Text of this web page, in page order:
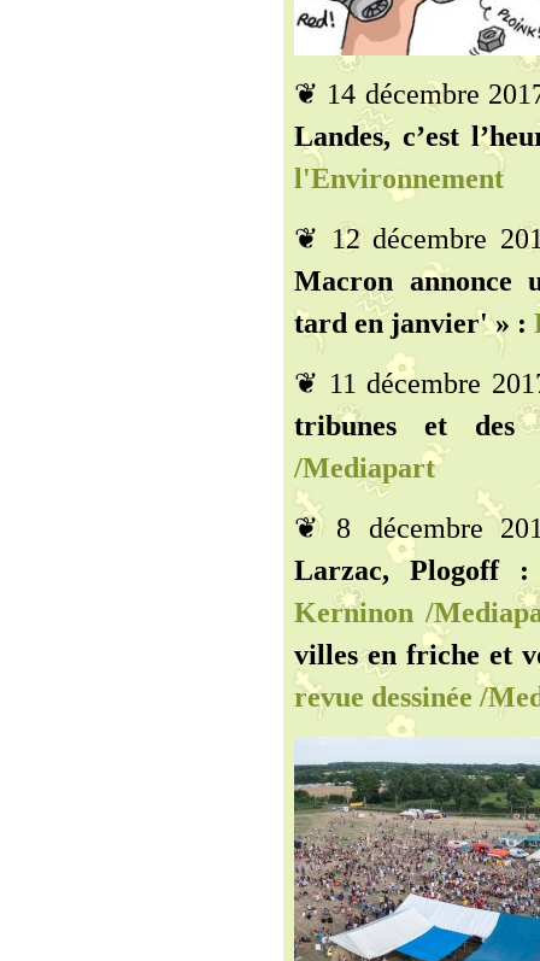
❦ 14 décembre
Landes, c’est
l'Environnement
❦ 12 décembre
Macron annonce
tard en janvier' » :
❦ 11 décembre
tribunes et des
/Mediapart
❦ 8 décembre
Larzac, Plogoff
Kerninon /
villes en friche et
revue dessinée /